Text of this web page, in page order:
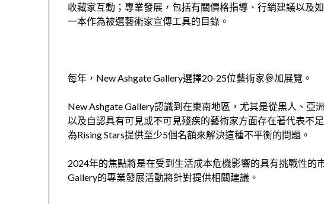
收藏家互動；專業發展，包括有關價格指導、行銷建議以及
一本作為被選藝術家宣傳工具的目錄。
每年，New Ashgate Gallery選擇20-25位藝術家參加展覽。
New Ashgate Gallery認識到在東南地區，尤其是從黑人、亞
以及自認具有可見或不可見殘疾的藝術家方面存在著代表不
為Rising Stars提供至少5個名額來解決這種不平衡的問題。
2024年的焦點將是在受到生活成本危機影響的具有挑戰性的
Gallery的專業發展活動將針對提供相關建議。